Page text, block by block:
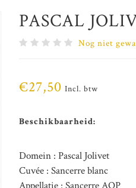
PASCAL
Nog niet
€27,50 Incl. btw
Beschikbaarheid:
Domein : Pascal Jolivet
Cuvée : Sancerre blanc